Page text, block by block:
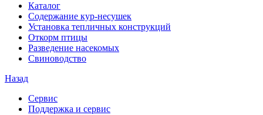
Каталог
Содержание кур-несушек
Установка тепличных конструкций
Откорм птицы
Разведение насекомых
Свиноводство
Назад
Сервис
Поддержка и сервис